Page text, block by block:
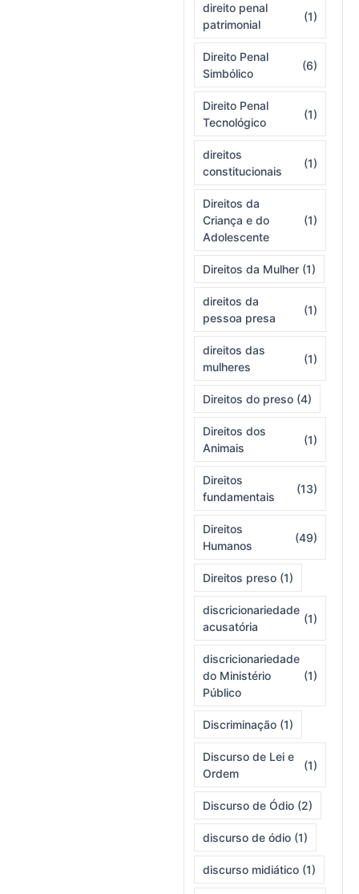
direito penal
patrimonial
(1)
Direito Penal
Simbólico
(6)
Direito Penal
Tecnológico
(1)
direitos
constitucionais
(1)
Direitos da
Criança e do
Adolescente
(1)
Direitos da Mulher (1)
direitos da
pessoa presa
(1)
direitos das
mulheres
(1)
Direitos do preso (4)
Direitos dos
Animais
(1)
Direitos
fundamentais
(13)
Direitos
Humanos
(49)
Direitos preso (1)
discricionariedade
acusatória
(1)
discricionariedade
do Ministério
Público
(1)
Discriminação (1)
Discurso de Lei e
Ordem
(1)
Discurso de Ódio (2)
discurso de ódio (1)
discurso midiático (1)